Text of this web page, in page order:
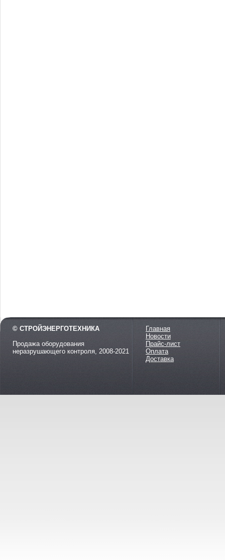
© СТРОЙЭНЕРГОТЕХНИКА
Продажа оборудования
неразрушающего контроля, 2008-2021
Главная
Новости
Прайс-лист
Оплата
Доставка